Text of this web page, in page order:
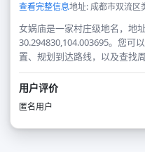
查看完整信息地址: 成都市双流区
女娲庙是一家村庄级地名，地
30.294830,104.003695。您可
置、规划到达路线，以及查找周
用户评价
匿名用户